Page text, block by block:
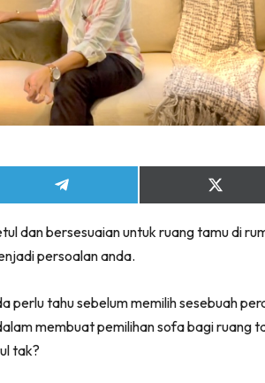
Share
on
Share
on
dan bersesuaian untuk ruang tamu di
persoalan anda.
perlu tahu sebelum memilih sesebuah
membuat pemilihan sofa bagi ruang
tak?